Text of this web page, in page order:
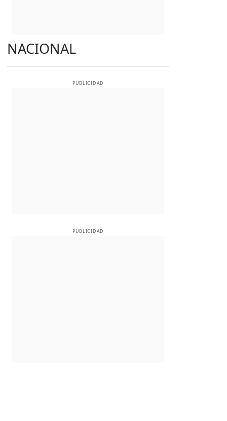
NACIONAL
PUBLICIDAD
PUBLICIDAD